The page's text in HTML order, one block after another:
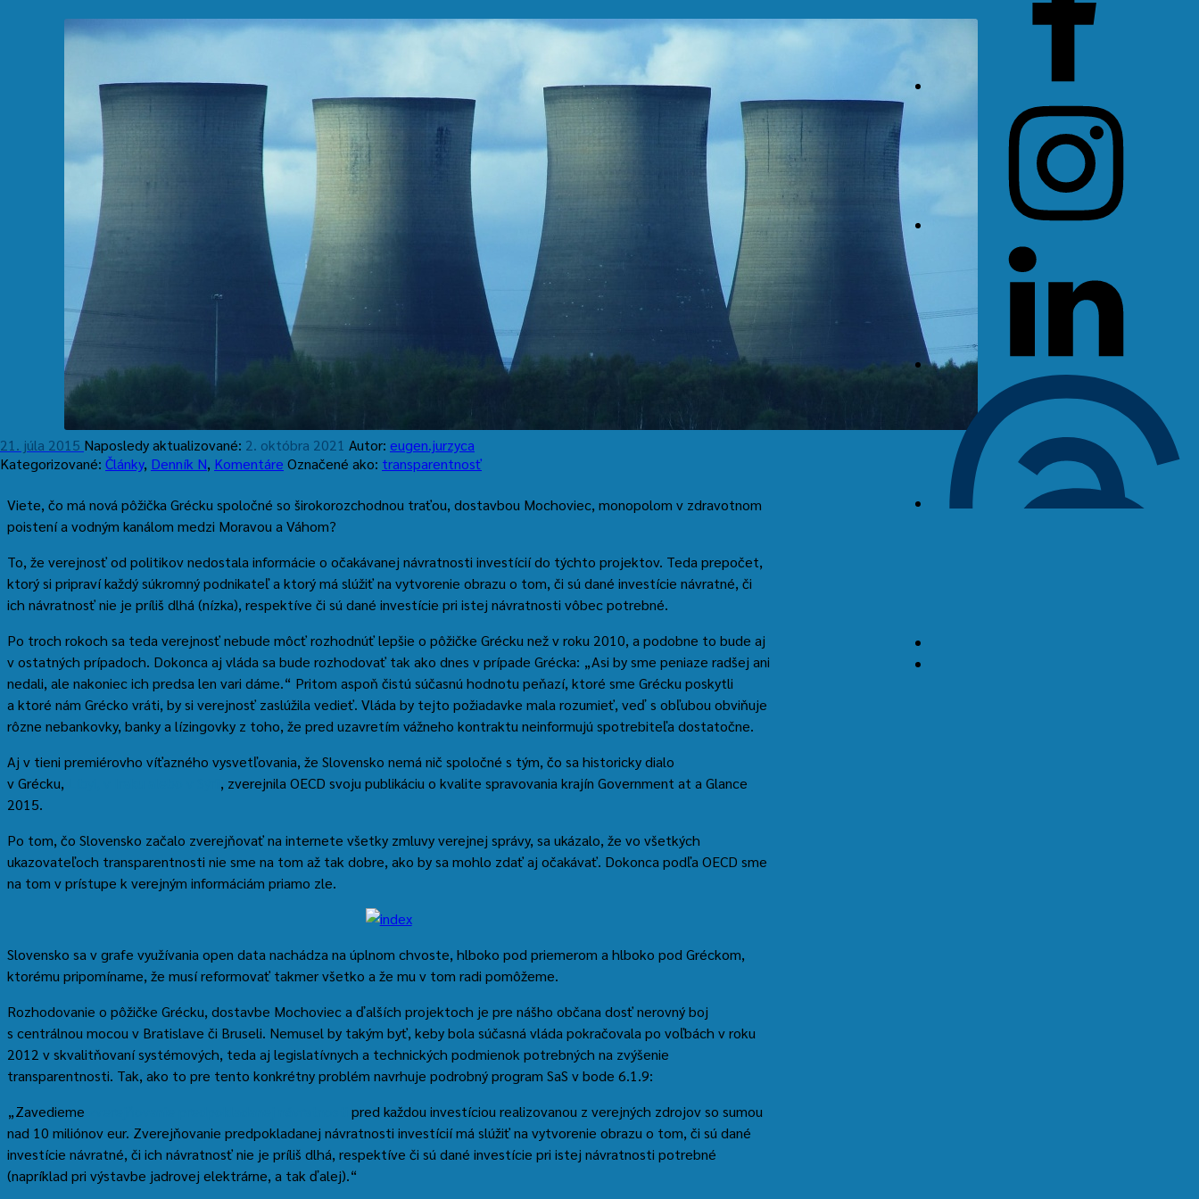
21. júla 2015 Naposledy aktualizované: 2. októbra 2021 Autor: eugen.jurzyca
Kategorizované: Články, Denník N, Komentáre Označené ako: transparentnosť
Viete, čo má nová pôžička Grécku spoločné so širokorozchodnou traťou, dostavbou Mochoviec, monopolom v zdravotnom
poistení a vodným kanálom medzi Moravou a Váhom?
To, že verejnosť od politikov nedostala informácie o očakávanej návratnosti investícií do týchto projektov. Teda prepočet,
ktorý si pripraví každý súkromný podnikateľ a ktorý má slúžiť na vytvorenie obrazu o tom, či sú dané investície návratné, či
ich návratnosť nie je príliš dlhá (nízka), respektíve či sú dané investície pri istej návratnosti vôbec potrebné.
Po troch rokoch sa teda verejnosť nebude môcť rozhodnúť lepšie o pôžičke Grécku než v roku 2010, a podobne to bude aj
v ostatných prípadoch. Dokonca aj vláda sa bude rozhodovať tak ako dnes v prípade Grécka: „Asi by sme peniaze radšej ani
nedali, ale nakoniec ich predsa len vari dáme.“ Pritom aspoň čistú súčasnú hodnotu peňazí, ktoré sme Grécku poskytli
a ktoré nám Grécko vráti, by si verejnosť zaslúžila vedieť. Vláda by tejto požiadavke mala rozumieť, veď s obľubou obviňuje
rôzne nebankovky, banky a lízingovky z toho, že pred uzavretím vážneho kontraktu neinformujú spotrebiteľa dostatočne.
Aj v tieni premiérovho víťazného vysvetľovania, že Slovensko nemá nič spoločné s tým, čo sa historicky dialo
v Grécku,
, zverejnila OECD svoju publikáciu o kvalite spravovania krajín Government at a Glance
2015.
Po tom, čo Slovensko začalo zverejňovať na internete všetky zmluvy verejnej správy, sa ukázalo, že vo všetkých
ukazovateľoch transparentnosti nie sme na tom až tak dobre, ako by sa mohlo zdať aj očakávať. Dokonca podľa OECD sme
na tom v prístupe k verejným informáciám priamo zle.
Slovensko sa v grafe využívania open data nachádza na úplnom chvoste, hlboko pod priemerom a hlboko pod Gréckom,
ktorému pripomíname, že musí reformovať takmer všetko a že mu v tom radi pomôžeme.
Rozhodovanie o pôžičke Grécku, dostavbe Mochoviec a ďalších projektoch je pre nášho občana dosť nerovný boj
s centrálnou mocou v Bratislave či Bruseli. Nemusel by takým byť, keby bola súčasná vláda pokračovala po voľbách v roku
2012 v skvalitňovaní systémových, teda aj legislatívnych a technických podmienok potrebných na zvýšenie
transparentnosti. Tak, ako to pre tento konkrétny problém navrhuje podrobný program SaS v bode 6.1.9:
„Zavedieme
pred každou investíciou realizovanou z verejných zdrojov so sumou
nad 10 miliónov eur. Zverejňovanie predpokladanej návratnosti investícií má slúžiť na vytvorenie obrazu o tom, či sú dané
investície návratné, či ich návratnosť nie je príliš dlhá, respektíve či sú dané investície pri istej návratnosti potrebné
(napríklad pri výstavbe jadrovej elektrárne, a tak ďalej).“